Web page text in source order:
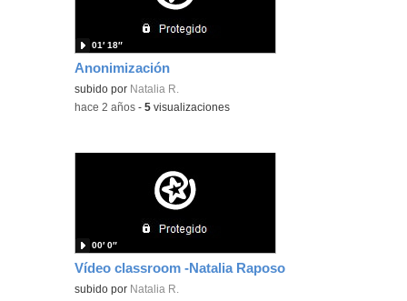
Anonimización
subido por Natalia R.
01′ 18″
-hace 2 años -5 visualizaciones
Vídeo classroom -Natalia Raposo
subido por Natalia R.
00′ 0″